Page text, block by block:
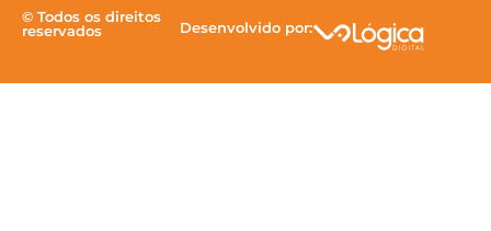
Desenvolvido por:
© Todos os direitos
reservados